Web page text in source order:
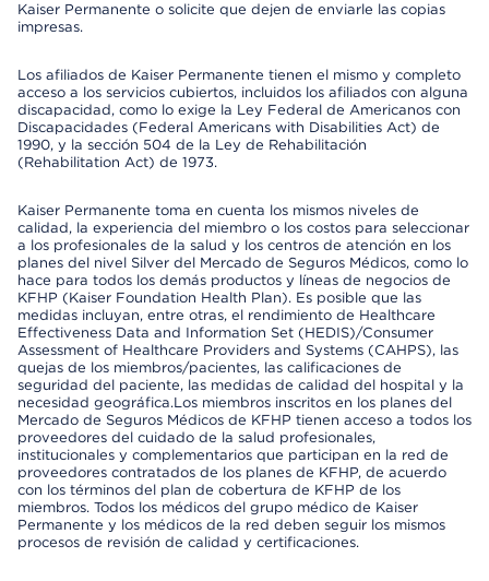
Kaiser Permanente o solicite que dejen de enviarle las copias
impresas.
Los afiliados de Kaiser Permanente tienen el mismo y completo
acceso a los servicios cubiertos, incluidos los afiliados con alguna
discapacidad, como lo exige la Ley Federal de Americanos con
Discapacidades (Federal Americans with Disabilities Act) de
1990, y la sección 504 de la Ley de Rehabilitación
(Rehabilitation Act) de 1973.
Kaiser Permanente toma en cuenta los mismos niveles de
calidad, la experiencia del miembro o los costos para seleccionar
a los profesionales de la salud y los centros de atención en los
planes del nivel Silver del Mercado de Seguros Médicos, como lo
hace para todos los demás productos y líneas de negocios de
KFHP (Kaiser Foundation Health Plan). Es posible que las
medidas incluyan, entre otras, el rendimiento de Healthcare
Effectiveness Data and Information Set (HEDIS)/Consumer
Assessment of Healthcare Providers and Systems (CAHPS), las
quejas de los miembros/pacientes, las calificaciones de
seguridad del paciente, las medidas de calidad del hospital y la
necesidad geográfica.Los miembros inscritos en los planes del
Mercado de Seguros Médicos de KFHP tienen acceso a todos los
proveedores del cuidado de la salud profesionales,
institucionales y complementarios que participan en la red de
proveedores contratados de los planes de KFHP, de acuerdo
con los términos del plan de cobertura de KFHP de los
miembros. Todos los médicos del grupo médico de Kaiser
Permanente y los médicos de la red deben seguir los mismos
procesos de revisión de calidad y certificaciones.